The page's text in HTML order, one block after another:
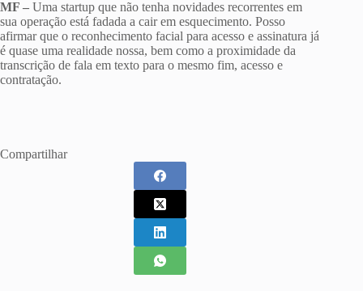
MF – Uma startup que não tenha novidades recorrentes em
sua operação está fadada a cair em esquecimento. Posso
afirmar que o reconhecimento facial para acesso e assinatura já
é quase uma realidade nossa, bem como a proximidade da
transcrição de fala em texto para o mesmo fim, acesso e
contratação.
Compartilhar